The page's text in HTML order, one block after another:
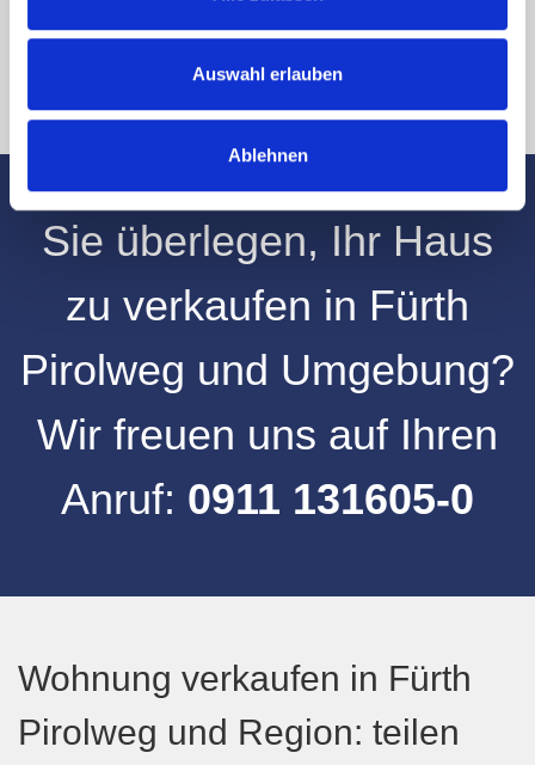
Auswahl erlauben
Ablehnen
Sie überlegen, Ihr Haus
zu verkaufen in Fürth
Pirolweg und Umgebung?
Wir freuen uns auf Ihren
Anruf: 0911 131605-0
Wohnung verkaufen in Fürth
Pirolweg und Region: teilen